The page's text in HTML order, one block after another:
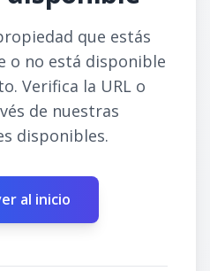
que estás
o no está disponible
Verifica la URL o
de nuestras
disponibles.
al inicio